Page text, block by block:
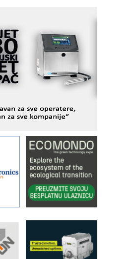
revolucioniše
operator PANEL-OM
i brzo
u proizvodnji prototipova
rešenja za
35 godina preciznosti u
za ispitivanje
koje
pouzdanost hidrauličkih
transferu fluida
Industrial – Napredna
u hidrauličkim i